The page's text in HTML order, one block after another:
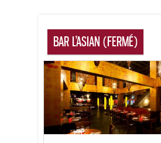
BAR L’ASIAN (FERMÉ)